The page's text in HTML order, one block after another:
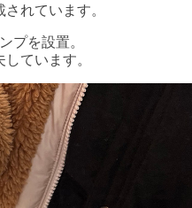
れています。
プを設置。
ています。